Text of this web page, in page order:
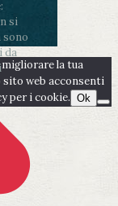
si
sono
da
la tua
web acconsenti
per i cookie. Ok